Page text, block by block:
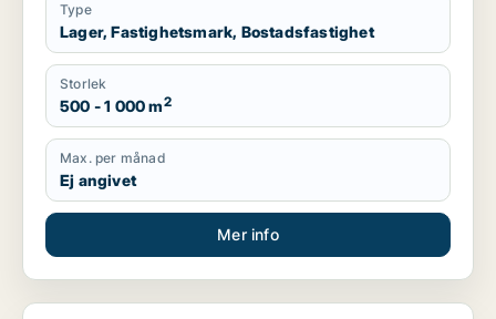
Type
Lager, Fastighetsmark, Bostadsfastighet
Storlek
500 - 1 000 m2
Max. per månad
Ej angivet
Mer info